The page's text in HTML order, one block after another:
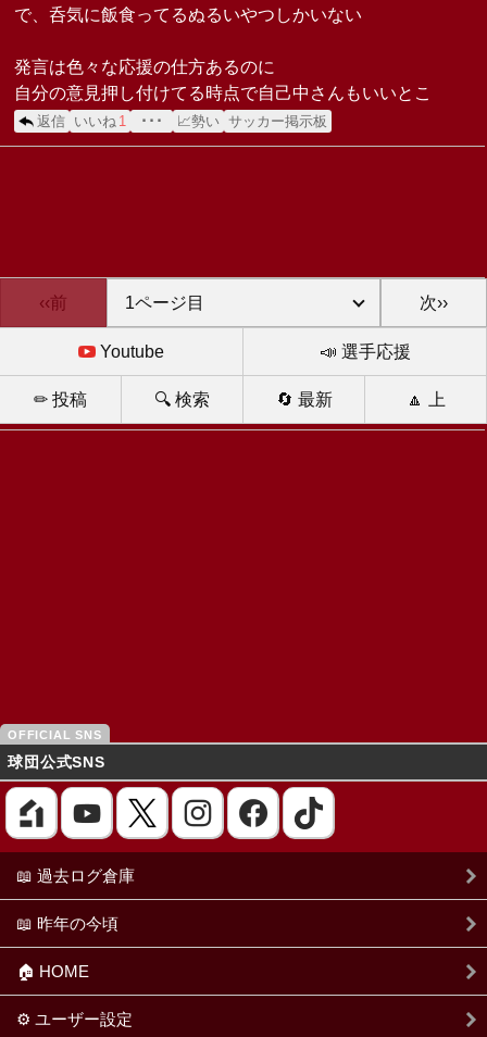
で、呑気に飯食ってるぬるいやつしかいない
発言は色々な応援の仕方あるのに
自分の意見押し付けてる時点で自己中さんもいいとこ
返信 いいね 1 ･･･ 📈勢い サッカー掲示板
‹‹前 次››
Youtube 📣 選手応援
✏ 投稿 🔍 検索 🔄 最新 🔼 上
球団公式SNS
📖 過去ログ倉庫
📖 昨年の今頃
🏠 HOME
⚙ ユーザー設定